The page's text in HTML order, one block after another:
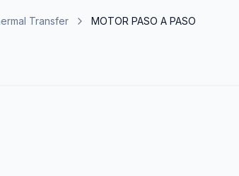
Transfer MOTOR PASO A PASO